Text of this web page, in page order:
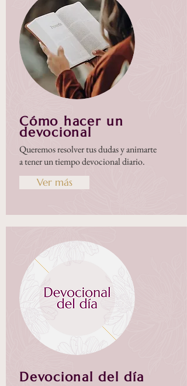
Cómo hacer un
devocional
Queremos resolver tus dudas y animarte
a tener un tiempo devocional diario.
Ver más
Devocional del día